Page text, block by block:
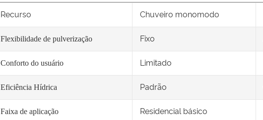
Recurso Chuveiro monomodo
Flexibilidade de pulverização Fixo
Conforto do usuário Limitado
Eficiência Hídrica Padrão
Faixa de aplicação Residencial básico